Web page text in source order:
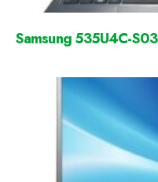
Samsung 535U4C-S03